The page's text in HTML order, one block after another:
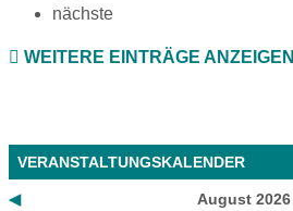
nächste
WEITERE EINTRÄGE ANZEIGEN
VERANSTALTUNGSKALENDER
◀
August 2026